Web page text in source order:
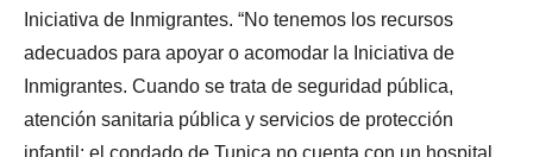
Iniciativa de Inmigrantes. “No tenemos los recursos
adecuados para apoyar o acomodar la Iniciativa de
Inmigrantes. Cuando se trata de seguridad pública,
atención sanitaria pública y servicios de protección